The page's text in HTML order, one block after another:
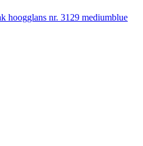
hoogglans nr. 3129 mediumblue